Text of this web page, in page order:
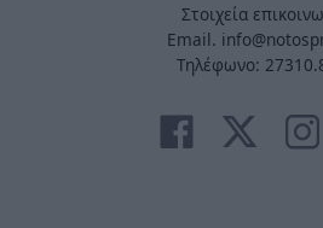
Στοιχεία
Email.
Τηλέφωνο: